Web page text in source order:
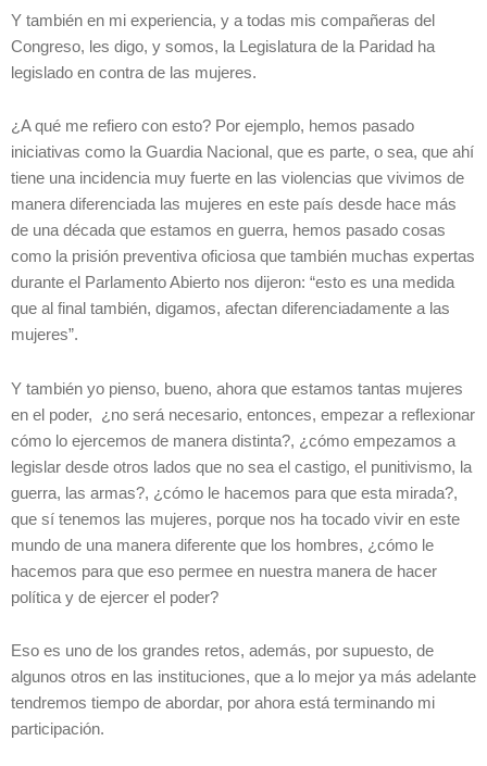
Y también en mi experiencia, y a todas mis compañeras del
Congreso, les digo, y somos, la Legislatura de la Paridad ha
legislado en contra de las mujeres.
¿A qué me refiero con esto? Por ejemplo, hemos pasado
iniciativas como la Guardia Nacional, que es parte, o sea, que ahí
tiene una incidencia muy fuerte en las violencias que vivimos de
manera diferenciada las mujeres en este país desde hace más
de una década que estamos en guerra, hemos pasado cosas
como la prisión preventiva oficiosa que también muchas expertas
durante el Parlamento Abierto nos dijeron: “esto es una medida
que al final también, digamos, afectan diferenciadamente a las
mujeres”.
Y también yo pienso, bueno, ahora que estamos tantas mujeres
en el poder, ¿no será necesario, entonces, empezar a reflexionar
cómo lo ejercemos de manera distinta?, ¿cómo empezamos a
legislar desde otros lados que no sea el castigo, el punitivismo, la
guerra, las armas?, ¿cómo le hacemos para que esta mirada?,
que sí tenemos las mujeres, porque nos ha tocado vivir en este
mundo de una manera diferente que los hombres, ¿cómo le
hacemos para que eso permee en nuestra manera de hacer
política y de ejercer el poder?
Eso es uno de los grandes retos, además, por supuesto, de
algunos otros en las instituciones, que a lo mejor ya más adelante
tendremos tiempo de abordar, por ahora está terminando mi
participación.